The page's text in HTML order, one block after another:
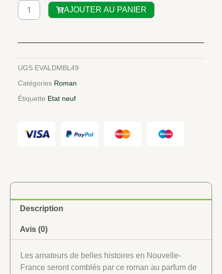
quantité
de
DAME
AJOUTER AU PANIER
UGS EVALDMBL49
Catégories Roman
Étiquette Etat neuf
Description
Avis (0)
Les amateurs de belles histoires en Nouvelle-
France seront comblés par ce roman au parfum de